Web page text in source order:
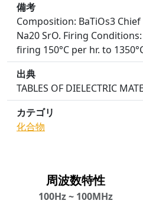
備考
Composition: BaTiOs3
Na20 SrO. Firing
firing 150°C per hr. to
出典
TABLES OF DIELECTRIC
カテゴリ
化合物
周波数特性
100Hz ~ 100MHz